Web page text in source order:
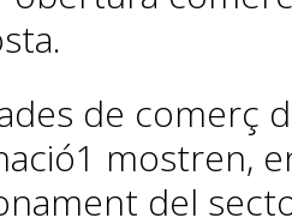
de comerç
1 mostren,
del